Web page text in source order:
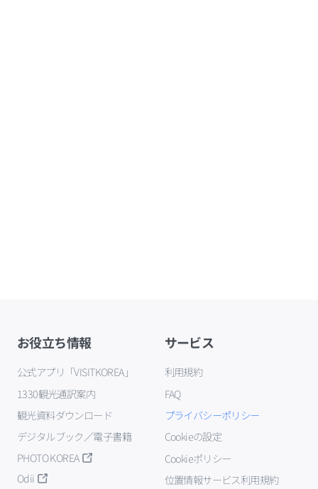
お役立ち情報
公式アプリ「VISITKOREA」
1330観光通訳案内
観光資料ダウンロード
デジタルブック／電子書籍
PHOTO KOREA
Odii
サービス
利用規約
FAQ
プライバシーポリシー
Cookieの設定
Cookieポリシー
位置情報サービス利用規約